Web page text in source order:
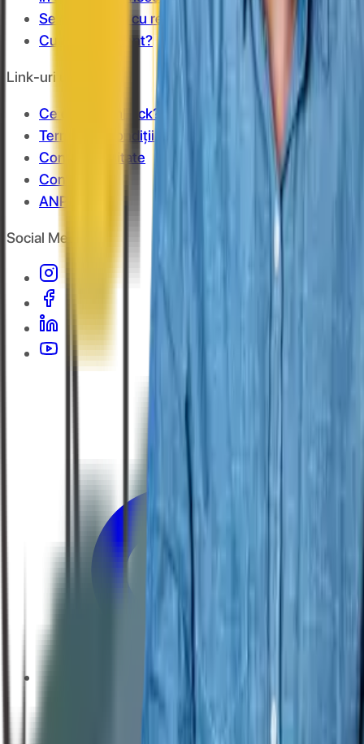
Se cumulează cu reducerile?
Cum îmi fac cont?
Link-uri utile
Ce este cashback?
Termeni și condiții
Confidențialitate
Contact
ANPC
Social Media